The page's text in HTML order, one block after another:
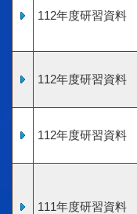
112年度研習資料
112年度研習資料
112年度研習資料
111年度研習資料